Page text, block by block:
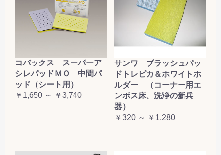
コバックス スーパーア
シレパッドＭＯ 中間パ
ッド（シート用）
￥1,650 ～ ￥3,740
サンワ ブラッシュパッ
ドトレピカ＆ホワイトホ
ルダー （コーナー用エ
ンボス床、洗浄の新兵
器）
￥320 ～ ￥1,280